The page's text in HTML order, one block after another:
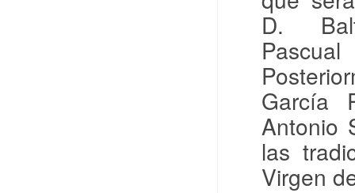
D.
García
Antonio
las
Virgen